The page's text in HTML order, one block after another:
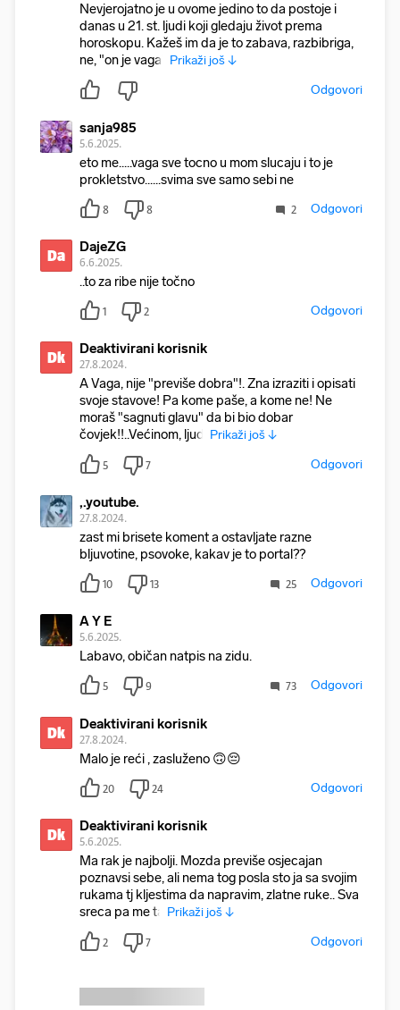
Nevjerojatno je u ovome jedino to da postoje i
danas u 21. st. ljudi koji gledaju život prema
horoskopu. Kažeš im da je to zabava, razbibriga,
ne, "on je vaga" Prikaži još ↓
Odgovori
sanja985
5.6.2025.
eto me.....vaga sve tocno u mom slucaju i to je
prokletstvo......svima sve samo sebi ne
8 8 2 Odgovori
Da DajeZG
6.6.2025.
..to za ribe nije točno
1 2 Odgovori
Dk Deaktivirani korisnik
27.8.2024.
A Vaga, nije "previše dobra"!. Zna izraziti i opisati
svoje stavove! Pa kome paše, a kome ne! Ne
moraš "sagnuti glavu" da bi bio dobar
čovjek!!..Većinom, ljudi Prikaži još ↓
5 7 Odgovori
,.youtube.
27.8.2024.
zast mi brisete koment a ostavljate razne
bljuvotine, psovoke, kakav je to portal??
10 13 25 Odgovori
A Y E
5.6.2025.
Labavo, običan natpis na zidu.
5 9 73 Odgovori
Dk Deaktivirani korisnik
27.8.2024.
Malo je reći , zasluženo 🙃😔
20 24 Odgovori
Dk Deaktivirani korisnik
5.6.2025.
Ma rak je najbolji. Mozda previše osjecajan
poznavsi sebe, ali nema tog posla sto ja sa svojim
rukama tj kljestima da napravim, zlatne ruke.. Sva
sreca pa me ta Prikaži još ↓
2 7 Odgovori